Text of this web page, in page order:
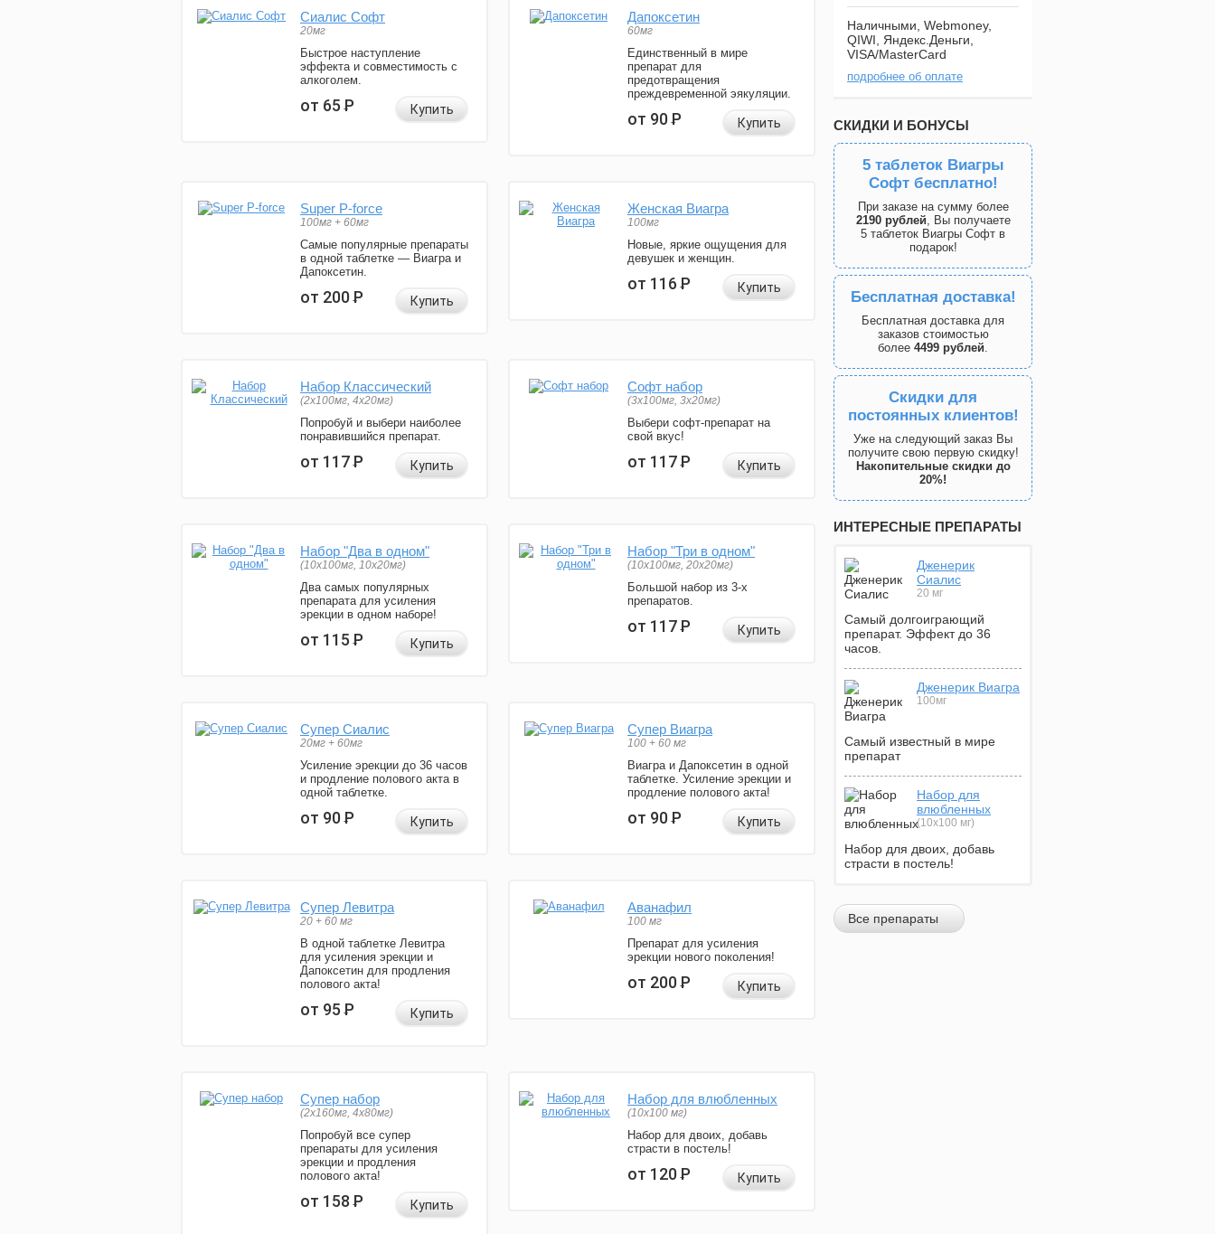
Сиалис Софт
20мг
Быстрое наступление
эффекта и совместимость с
алкоголем.
от 65Р Купить
Дапоксетин
60мг
Единственный в мире
препарат для
предотвращения
преждевременной эякуляции.
от 90Р Купить
Super P-force
100мг + 60мг
Самые популярные препараты
в одной таблетке — Виагра и
Дапоксетин.
от 200Р Купить
Женская Виагра
100мг
Новые, яркие ощущения для
девушек и женщин.
от 116Р Купить
Набор Классический
(2x100мг, 4x20мг)
Попробуй и выбери наиболее
понравившийся препарат.
от 117Р Купить
Софт набор
(3x100мг, 3x20мг)
Выбери софт-препарат на
свой вкус!
от 117Р Купить
Набор "Два в одном"
(10x100мг, 10x20мг)
Два самых популярных
препарата для усиления
эрекции в одном наборе!
от 115Р Купить
Набор "Три в одном"
(10x100мг, 20x20мг)
Большой набор из 3-х
препаратов.
от 117Р Купить
Супер Сиалис
20мг + 60мг
Усиление эрекции до 36 часов
и продление полового акта в
одной таблетке.
от 90Р Купить
Супер Виагра
100 + 60 мг
Виагра и Дапоксетин в одной
таблетке. Усиление эрекции и
продление полового акта!
от 90Р Купить
Супер Левитра
20 + 60 мг
В одной таблетке Левитра
для усиления эрекции и
Дапоксетин для продления
полового акта!
от 95Р Купить
Аванафил
100 мг
Препарат для усиления
эрекции нового поколения!
от 200Р Купить
Супер набор
(2х160мг, 4х80мг)
Попробуй все супер
препараты для усиления
эрекции и продления
полового акта!
от 158Р Купить
Набор для влюбленных
(10х100 мг)
Набор для двоих, добавь
страсти в постель!
от 120Р Купить
Наличными, Webmoney,
QIWI, Яндекс.Деньги,
VISA/MasterCard
подробнее об оплате
СКИДКИ И БОНУСЫ
5 таблеток Виагры
Софт бесплатно!
При заказе на сумму более
2190 рублей, Вы получаете
5 таблеток Виагры Софт в
подарок!
Бесплатная доставка!
Бесплатная доставка для
заказов стоимостью
более 4499 рублей.
Скидки для
постоянных клиентов!
Уже на следующий заказ Вы
получите свою первую скидку!
Накопительные скидки до
20%!
ИНТЕРЕСНЫЕ ПРЕПАРАТЫ
Дженерик
Сиалис
20 мг
Самый долгоиграющий
препарат. Эффект до 36
часов.
Дженерик Виагра
100мг
Самый известный в мире
препарат
Набор для
влюбленных
(10х100 мг)
Набор для двоих, добавь
страсти в постель!
Все препараты